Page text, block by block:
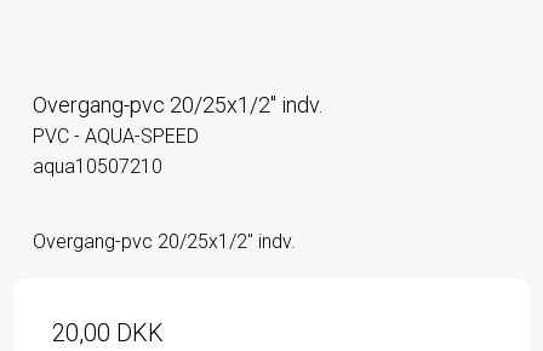
Overgang-pvc 20/25x1/2" indv.
PVC - AQUA-SPEED
aqua10507210
Overgang-pvc 20/25x1/2" indv.
20,00 DKK